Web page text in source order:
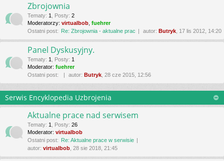
Zbrojownia
Tematy: 1 Posty: 2
Moderatorzy: virtualbob fuehrer
Ostatni post: Re: Zbrojownia - aktualne prac autor: Butryk , 17 lis 2012, 14:20
Panel Dyskusyjny.
Tematy: 1 Posty: 1
Moderator: fuehrer
Ostatni post:
autor: Butryk , 28 cze 2015, 12:56
Serwis Encyklopedia Uzbrojenia
Aktualne prace nad serwisem
Tematy: 1 Posty: 26
Moderator: virtualbob
Ostatni post: Re: Aktualne prace w serwisie
autor: virtualbob , 28 sie 2018, 21:45